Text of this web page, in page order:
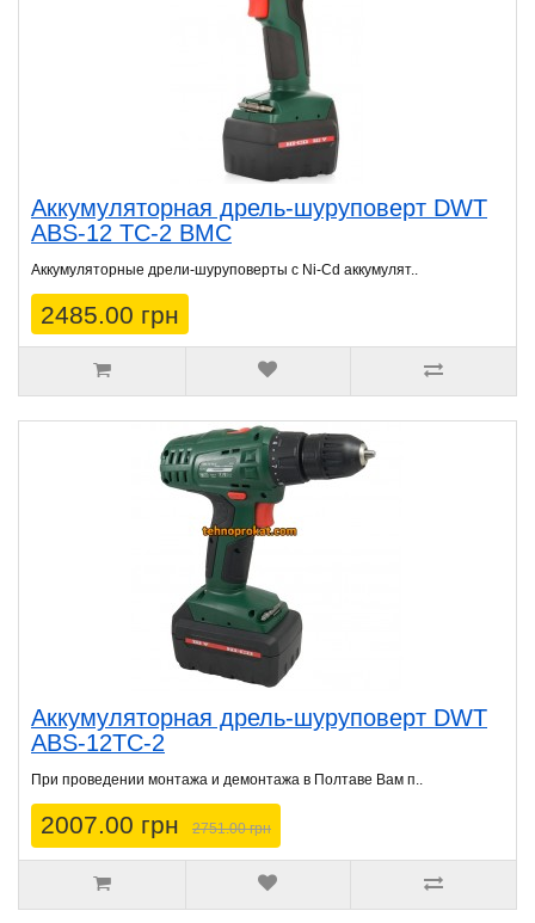
Аккумуляторная дрель-шуруповерт DWT
ABS-12 TC-2 BMC
Аккумуляторные дрели-шуруповерты с Ni-Cd аккумулят..
2485.00 грн
Аккумуляторная дрель-шуруповерт DWT
ABS-12TC-2
При проведении монтажа и демонтажа в Полтаве Вам п..
2007.00 грн 2751.00 грн